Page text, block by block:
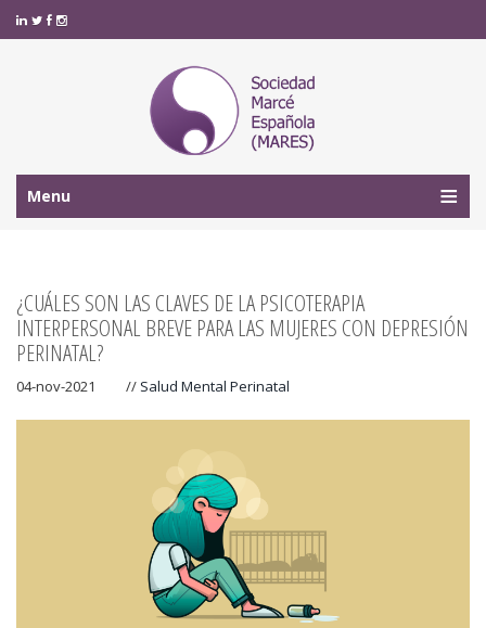
Menu
¿CUÁLES SON LAS CLAVES DE LA PSICOTERAPIA
INTERPERSONAL BREVE PARA LAS MUJERES CON DEPRESIÓN
PERINATAL?
04-nov-2021 // Salud Mental Perinatal